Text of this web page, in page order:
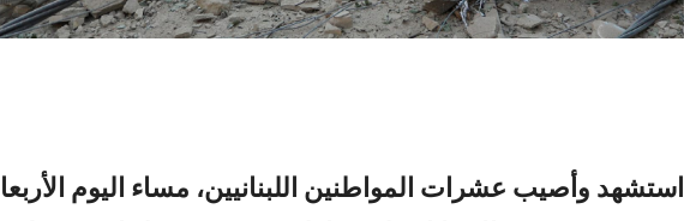
استشهد وأصيب عشرات المواطنين اللبنانيين، مساء اليوم